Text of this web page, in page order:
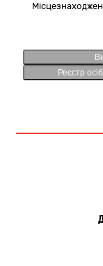
Реєстр